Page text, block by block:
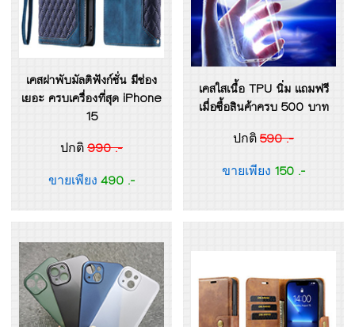
เคสฝาพับมัลติฟังก์ชั่น มีช่อง
เยอะ ครบเครื่องที่สุด iPhone
15
ปกติ 990 .-
ขายเพียง 490 .-
เคสใสเนื้อ TPU นิ่ม แถมฟรี
เมื่อซื้อสินค้าครบ 500 บาท
ปกติ 590 .-
ขายเพียง 150 .-